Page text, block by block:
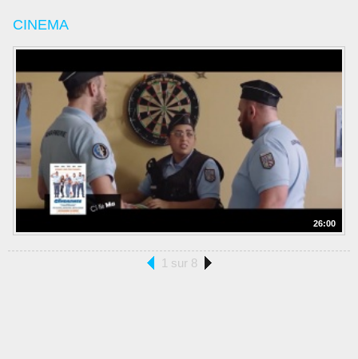
CINEMA
26:00
1 sur 8